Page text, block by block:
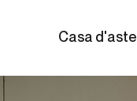
Casa d'aste